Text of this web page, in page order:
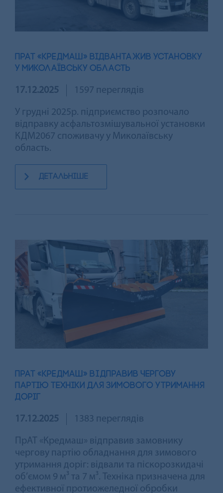
ПРАТ «КРЕДМАШ» ВІДВАНТАЖИВ УСТАНОВКУ
У МИКОЛАЇВСЬКУ ОБЛАСТЬ
17.12.2025 1597 переглядів
У грудні 2025р. підприємство розпочало
відправку асфальтозмішувальної установки
КДМ2067 споживачу у Миколаївську
область.
детальніше
ПРАТ «КРЕДМАШ» ВIДПРАВИВ ЧЕРГОВУ
ПАРТІЮ ТЕХНІКИ ДЛЯ ЗИМОВОГО УТРИМАННЯ
ДОРІГ
17.12.2025 1383 переглядів
ПрАТ «Кредмаш» відправив замовнику
чергову партію обладнання для зимового
утримання доріг: відвали та піскорозкидачі
об’ємом 9 м³ та 7 м³. Техніка призначена для
ефективної протиожеледної обробки